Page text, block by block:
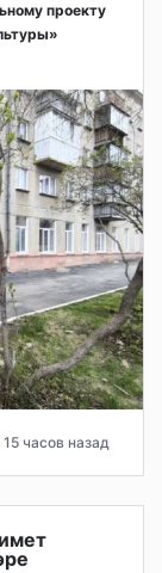
проекту
15 часов назад